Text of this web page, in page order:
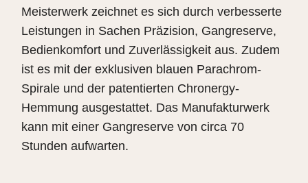
Meisterwerk zeichnet es sich durch verbesserte
Leistungen in Sachen Präzision, Gangreserve,
Bedienkomfort und Zuverlässigkeit aus. Zudem
ist es mit der exklusiven blauen Parachrom-
Spirale und der patentierten Chronergy-
Hemmung ausgestattet. Das Manufakturwerk
kann mit einer Gangreserve von circa 70
Stunden aufwarten.